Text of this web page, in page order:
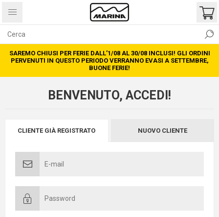
SAREMO CHIUSI PER FERIE DALL’1/08 AL 30/08 INCLUSI! GLI ORDINI
PERVENUTI IN QUESTO PERIODO VERRANNO EVASI A SETTEMBRE,
BUONE FERIE!
BENVENUTO, ACCEDI!
CLIENTE GIÀ REGISTRATO NUOVO CLIENTE